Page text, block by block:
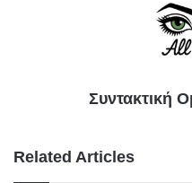
Συντακτική
Related Articles